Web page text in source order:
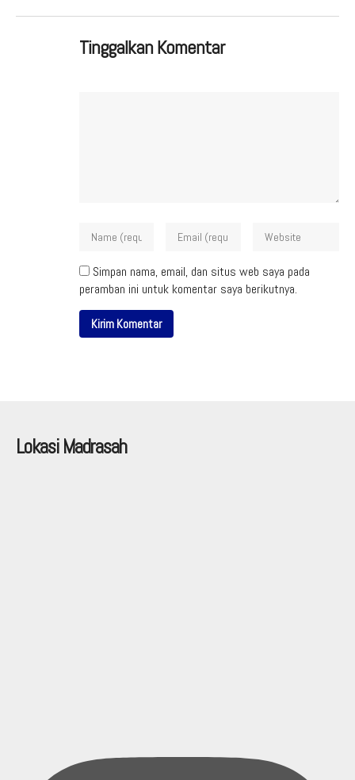
Tinggalkan Komentar
Simpan nama, email, dan situs web saya pada
peramban ini untuk komentar saya berikutnya.
Lokasi Madrasah